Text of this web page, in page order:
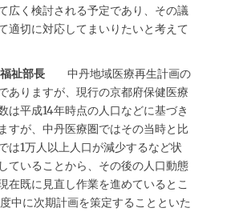
広く検討される予定であり、その議
適切に対応してまいりたいと考えて
祉部長 中丹地域医療再生計画の
ありますが、現行の京都府保健医療
は平成14年時点の人口などに基づき
すが、中丹医療圏ではその当時と比
は1万人以上人口が減少するなど状
ていることから、その後の人口動態
在既に見直し作業を進めているとこ
中に次期計画を策定することといた